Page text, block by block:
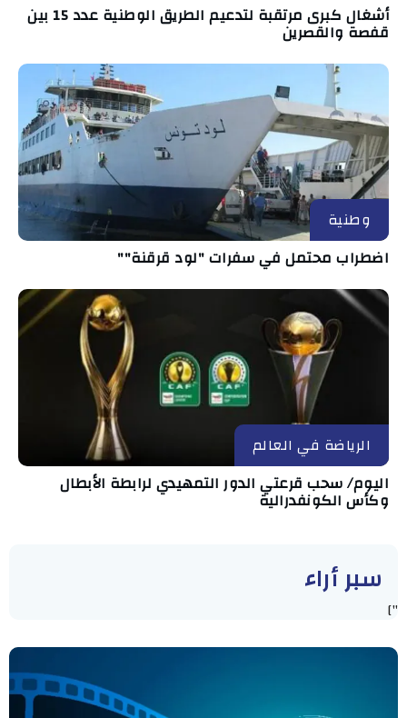
أشغال كبرى مرتقبة لتدعيم الطريق الوطنية عدد 15 بين
قفصة والقصرين
وطنية
اضطراب محتمل في سفرات "لود قرقنة""
الرياضة في العالم
اليوم/ سحب قرعتي الدور التمهيدي لرابطة الأبطال
وكأس الكونفدرالية
سبر أراء
"]